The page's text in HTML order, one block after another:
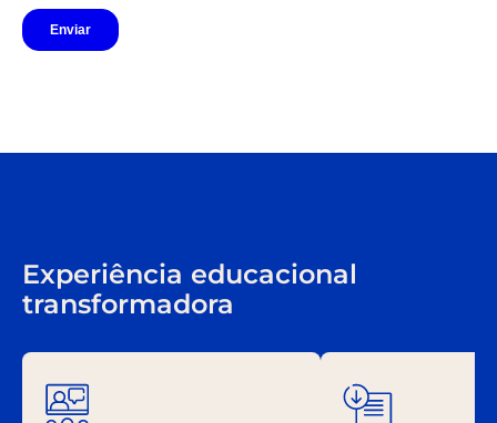
Experiência educacional
transformadora